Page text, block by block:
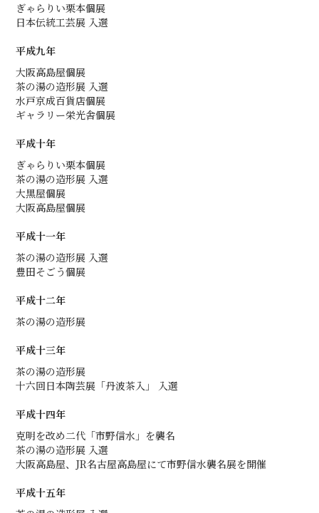
ぎゃらりい栗本個展
日本伝統工芸展 入選
平成九年
大阪高島屋個展
茶の湯の造形展 入選
水戸京成百貨店個展
ギャラリー栄光舎個展
平成十年
ぎゃらりい栗本個展
茶の湯の造形展 入選
大黒屋個展
大阪高島屋個展
平成十一年
茶の湯の造形展 入選
豊田そごう個展
平成十二年
茶の湯の造形展
平成十三年
茶の湯の造形展
十六回日本陶芸展「丹波茶入」 入選
平成十四年
克明を改め二代「市野信水」を襲名
茶の湯の造形展 入選
大阪高島屋、JR名古屋高島屋にて市野信水襲名展を開催
平成十五年